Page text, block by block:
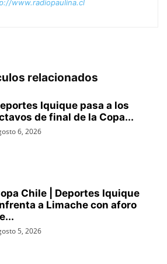
www.radiopaulina.cl
relacionados
Iquique pasa a los
de final de la Copa...
6, 2026
Chile | Deportes Iquique
a Limache con aforo
5, 2026